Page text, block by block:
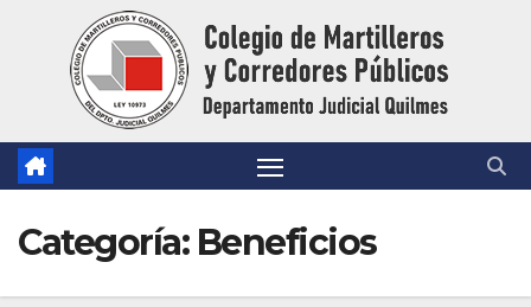
contenido
Categoría: Beneficios